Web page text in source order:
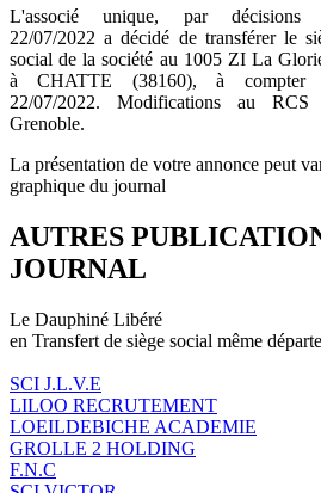
L'associé unique, par décisions
22/07/2022 a décidé de transférer le
social de la société au 1005 ZI La
à CHATTE (38160), à compter
22/07/2022. Modifications au RCS
Grenoble.
La présentation de votre annonce peut
graphique du journal
AUTRES
JOURNAL
Le Dauphiné Libéré
en Transfert de siège social même
SCI J.L.V.E
LILOO RECRUTEMENT
LOEILDEBICHE ACADEMIE
GROLLE 2 HOLDING
F.N.C